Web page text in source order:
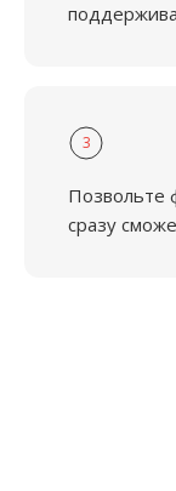
3
Позвольте
сразу